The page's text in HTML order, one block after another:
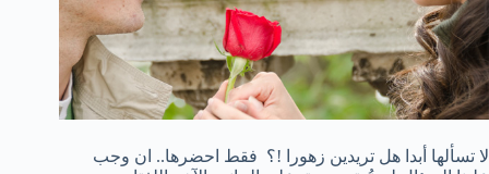
لا تسألها أبدا هل تريدين زهورا !؟ فقط احضرها.. ان وجب